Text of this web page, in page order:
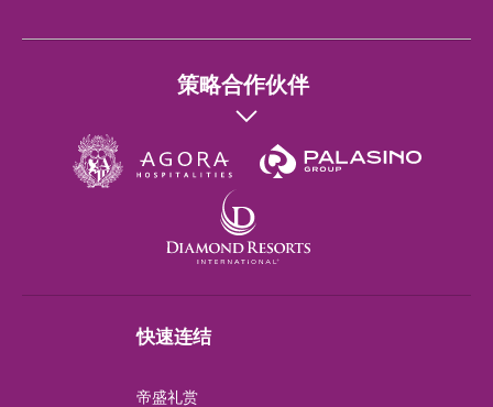
Singapore
Wuhan
London
Shanghai
策略合作伙伴
快速连结
帝盛礼赏